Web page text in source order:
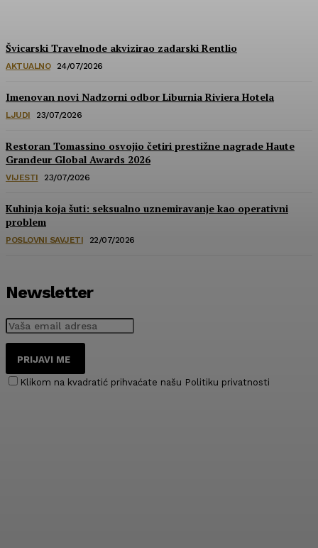
Švicarski Travelnode akvizirao zadarski Rentlio
AKTUALNO 24/07/2026
Imenovan novi Nadzorni odbor Liburnia Riviera Hotela
LJUDI 23/07/2026
Restoran Tomassino osvojio četiri prestižne nagrade Haute
Grandeur Global Awards 2026
VIJESTI 23/07/2026
Kuhinja koja šuti: seksualno uznemiravanje kao operativni
problem
POSLOVNI SAVJETI 22/07/2026
Newsletter
PRIJAVI ME
Klikom na kvadratić prihvaćate našu Politiku privatnosti